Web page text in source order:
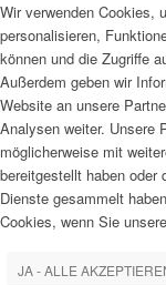
Wir verwenden Cookies,
personalisieren,
können und die Zugriffe
Außerdem geben wir
Website an unsere
Analysen weiter. Unsere
möglicherweise mit
bereitgestellt haben oder
Dienste gesammelt
Cookies, wenn Sie
JA - ALLE